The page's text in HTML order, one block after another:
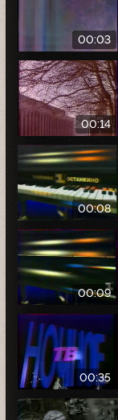
00:03
00:14
00:08
00:09
00:35